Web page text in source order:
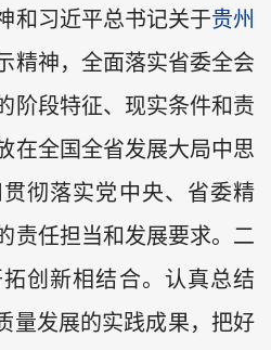
和习近平总书记关于贵州
精神，全面落实省委全会
阶段特征、现实条件和责
在全国全省发展大局中思
彻落实党中央、省委精
责任担当和发展要求。二
创新相结合。认真总结
量发展的实践成果，把好